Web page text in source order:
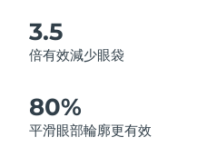
3.5
倍有效減少眼袋
80%
平滑眼部輪廓更有效
盧森堡
馬來西亞